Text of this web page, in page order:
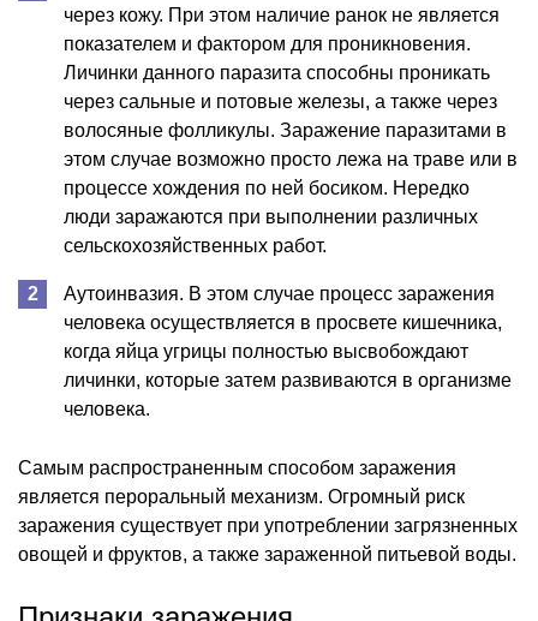
через кожу. При этом наличие ранок не является
показателем и фактором для проникновения.
Личинки данного паразита способны проникать
через сальные и потовые железы, а также через
волосяные фолликулы. Заражение паразитами в
этом случае возможно просто лежа на траве или в
процессе хождения по ней босиком. Нередко
люди заражаются при выполнении различных
сельскохозяйственных работ.
Аутоинвазия. В этом случае процесс заражения
человека осуществляется в просвете кишечника,
когда яйца угрицы полностью высвобождают
личинки, которые затем развиваются в организме
человека.
Самым распространенным способом заражения
является пероральный механизм. Огромный риск
заражения существует при употреблении загрязненных
овощей и фруктов, а также зараженной питьевой воды.